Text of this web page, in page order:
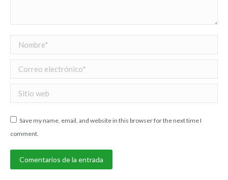
Nombre *
Correo electrónico *
Sitio web
Save my name, email, and website in this browser for the next time I
comment.
Comentarios de la entrada